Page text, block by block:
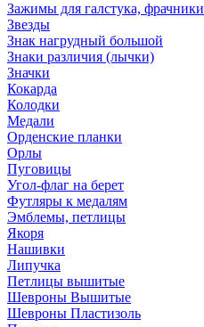
Зажимы для галстука, фрачники
Звезды
Знак нагрудный большой
Знаки различия (лычки)
Значки
Кокарда
Колодки
Медали
Орденские планки
Орлы
Пуговицы
Угол-флаг на берет
Футляры к медалям
Эмблемы, петлицы
Якоря
Нашивки
Липучка
Петлицы вышитые
Шевроны Вышитые
Шевроны Пластизоль